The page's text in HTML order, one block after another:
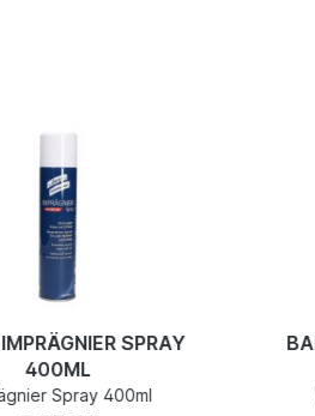
SPRAY
400ML
Spray 400ml